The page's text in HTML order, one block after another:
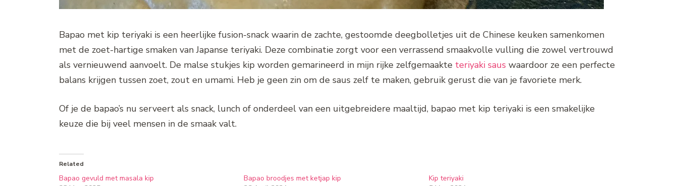
Bapao met kip teriyaki is een heerlijke fusion-snack waarin de zachte, gestoomde deegbolletjes uit de Chinese keuken samenkomen
met de zoet-hartige smaken van Japanse teriyaki. Deze combinatie zorgt voor een verrassend smaakvolle vulling die zowel vertrouwd
als vernieuwend aanvoelt. De malse stukjes kip worden gemarineerd in mijn rijke zelfgemaakte teriyaki saus waardoor ze een perfecte
balans krijgen tussen zoet, zout en umami. Heb je geen zin om de saus zelf te maken, gebruik gerust die van je favoriete merk.
Of je de bapao’s nu serveert als snack, lunch of onderdeel van een uitgebreidere maaltijd, bapao met kip teriyaki is een smakelijke
keuze die bij veel mensen in de smaak valt.
Related
Bapao gevuld met masala kip
Bapao broodjes met ketjap kip
Kip teriyaki